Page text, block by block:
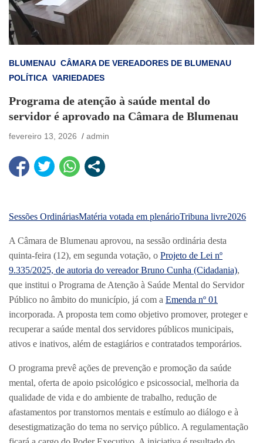
BLUMENAU CÂMARA DE VEREADORES DE BLUMENAU
POLÍTICA VARIEDADES
Programa de atenção à saúde mental do
servidor é aprovado na Câmara de Blumenau
fevereiro 13, 2026 admin
Sessões OrdináriasMatéria votada em plenárioTribuna livre2026
A Câmara de Blumenau aprovou, na sessão ordinária desta
quinta-feira (12), em segunda votação, o Projeto de Lei nº
9.335/2025, de autoria do vereador Bruno Cunha (Cidadania),
que institui o Programa de Atenção à Saúde Mental do Servidor
Público no âmbito do município, já com a Emenda nº 01
incorporada. A proposta tem como objetivo promover, proteger e
recuperar a saúde mental dos servidores públicos municipais,
ativos e inativos, além de estagiários e contratados temporários.
O programa prevê ações de prevenção e promoção da saúde
mental, oferta de apoio psicológico e psicossocial, melhoria da
qualidade de vida e do ambiente de trabalho, redução de
afastamentos por transtornos mentais e estímulo ao diálogo e à
desestigmatização do tema no serviço público. A regulamentação